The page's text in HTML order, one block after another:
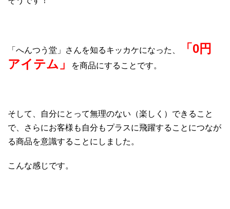
「へんつう堂」さんを知るキッカケになった、
「0円
アイテム」
を商品にすることです。
そして、自分にとって無理のない（楽しく）できること
で、さらにお客様も自分もプラスに飛躍することにつなが
る商品を意識することにしました。
こんな感じです。